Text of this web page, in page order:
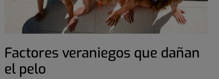
Factores veraniegos que dañan
el pelo